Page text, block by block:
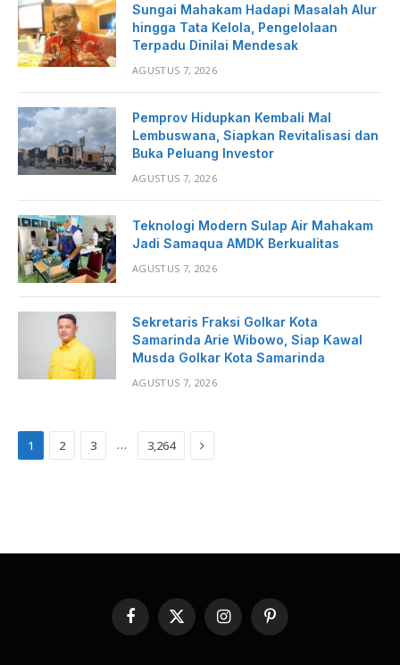
Sungai Mahakam Hadapi Masalah Alur
hingga Tata Kelola, Pengelolaan
Terpadu Dinilai Mendesak
AGUSTUS 7, 2026
Pemprov Hidupkan Kembali Mal
Lembuswana, Siapkan Revitalisasi dan
Buka Peluang Investor
AGUSTUS 7, 2026
Teknologi Modern Sulap Air Mahakam
Jadi Samaqua AMDK Berkualitas
AGUSTUS 7, 2026
Sekretaris Fraksi Golkar Kota
Samarinda Arie Wibowo, Siap Kawal
Musda Golkar Kota Samarinda
AGUSTUS 7, 2026
1 2 3 … 3,264 Next
Facebook
X
(Twitter)
InstagramPinterest